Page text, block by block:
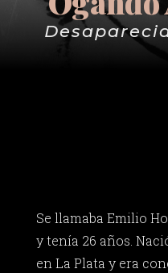
Se llamaba Emilio
y tenía 26 años.
en La Plata y era